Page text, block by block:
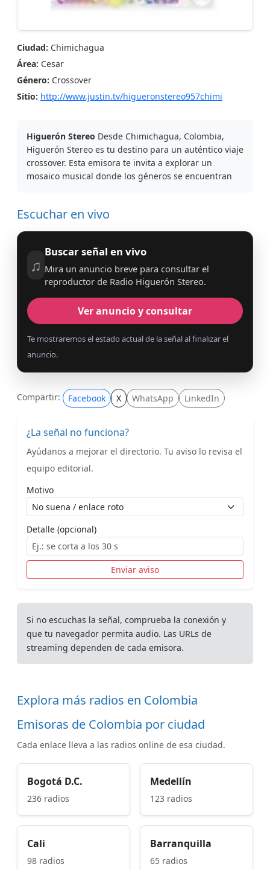
Ciudad: Chimichagua
Área: Cesar
Género: Crossover
Sitio: http://www.justin.tv/higueronstereo957chimi
Higuerón Stereo Desde Chimichagua, Colombia,
Higuerón Stereo es tu destino para un auténtico viaje
crossover. Esta emisora te invita a explorar un
mosaico musical donde los géneros se encuentran
Escuchar en vivo
♫
Buscar señal en vivo
Mira un anuncio breve para consultar el
reproductor de Radio Higuerón Stereo.
Ver anuncio y consultar
Te mostraremos el estado actual de la señal al finalizar el
anuncio.
Compartir: Facebook X WhatsApp LinkedIn
¿La señal no funciona?
Ayúdanos a mejorar el directorio. Tu aviso lo revisa el
equipo editorial.
Motivo
Detalle (opcional)
Enviar aviso
Si no escuchas la señal, comprueba la conexión y
que tu navegador permita audio. Las URLs de
streaming dependen de cada emisora.
Explora más radios en Colombia
Emisoras de Colombia por ciudad
Cada enlace lleva a las radios online de esa ciudad.
Bogotá D.C.
236 radios
Medellín
123 radios
Cali
98 radios
Barranquilla
65 radios